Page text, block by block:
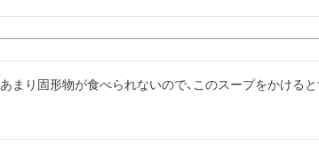
あまり固形物が食べられないので、このスープをかける